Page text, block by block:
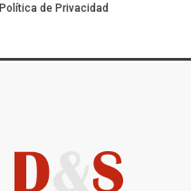
Política de Privacidad